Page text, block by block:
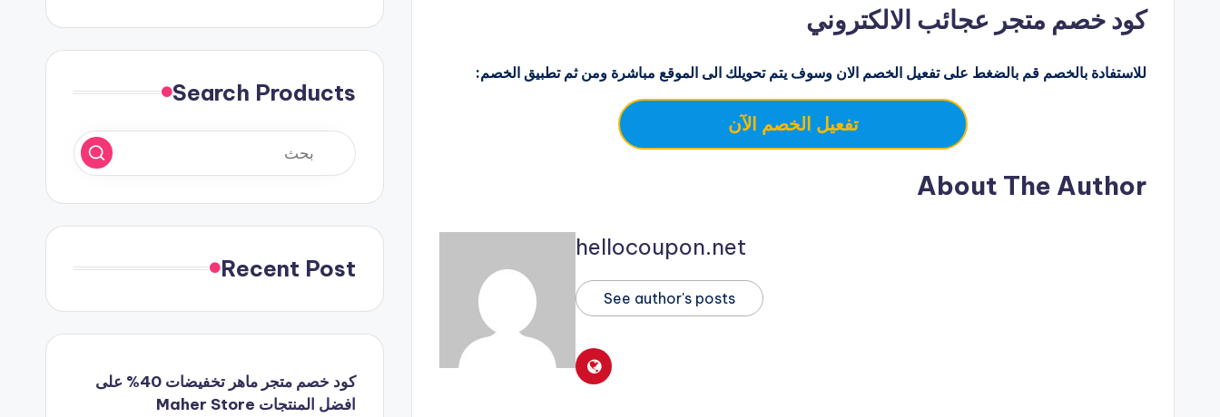
كود خصم متجر عجائب الالكتروني
للاستفادة بالخصم قم بالضغط على تفعيل الخصم الان وسوف يتم تحويلك الى الموقع مباشرة ومن ثم تطبيق الخصم:
تفعيل الخصم الآن
About The Author
hellocoupon.net
See author's posts
Search Products
Recent Post
كود خصم متجر ماهر تخفيضات 40% على
افضل المنتجات Maher Store